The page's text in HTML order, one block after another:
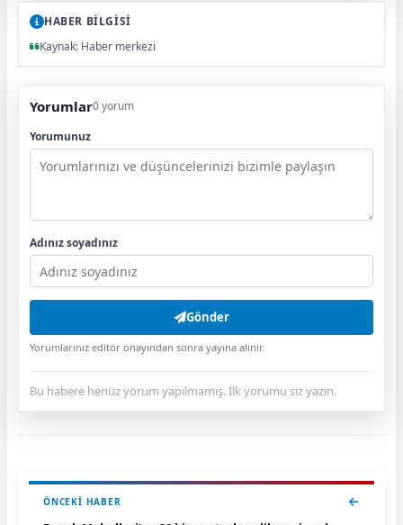
HABER BİLGİSİ
Kaynak: Haber merkezi
Yorumlar0 yorum
Yorumunuz
Adınız soyadınız
Gönder
Yorumlarınız editör onayından sonra yayına alınır.
Bu habere henüz yorum yapılmamış. İlk yorumu siz yazın.
ÖNCEKI HABER